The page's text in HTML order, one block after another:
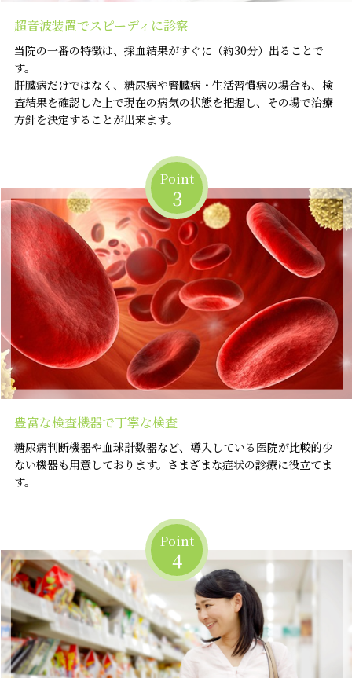
超音波装置でスピーディに診察
当院の一番の特徴は、採血結果がすぐに（約30分）出ることで
す。
肝臓病だけではなく、糖尿病や腎臓病・生活習慣病の場合も、検
査結果を確認した上で現在の病気の状態を把握し、その場で治療
方針を決定することが出来ます。
Point
3
豊富な検査機器で丁寧な検査
糖尿病判断機器や血球計数器など、導入している医院が比較的少
ない機器も用意しております。さまざまな症状の診療に役立てま
す。
Point
4